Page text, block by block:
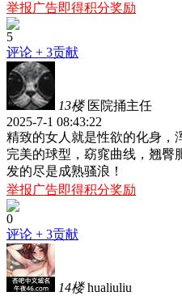
举报广告即得积分奖励
5
评论 + 3贡献
13楼 医院捅主任
2025-7-1 08:43:22
精致的女人就是性欲的化身，
完美的球型，窈窕曲线，翘臀
发的尽是成熟骚浪！
举报广告即得积分奖励
0
评论 + 3贡献
14楼 hualiuliu